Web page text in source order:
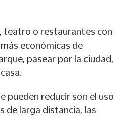
teatro o restaurantes con
económicas de
pasear por la ciudad,
pueden reducir son el uso
de larga distancia, las